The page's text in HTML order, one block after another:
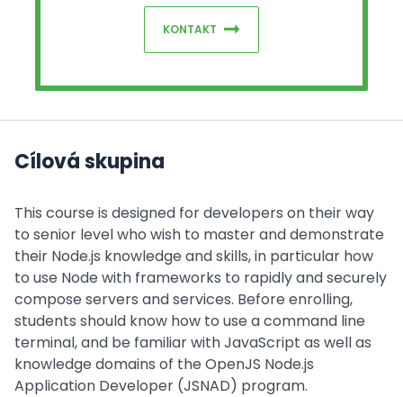
KONTAKT
Cílová skupina
This course is designed for developers on their way
to senior level who wish to master and demonstrate
their Node.js knowledge and skills, in particular how
to use Node with frameworks to rapidly and securely
compose servers and services. Before enrolling,
students should know how to use a command line
terminal, and be familiar with JavaScript as well as
knowledge domains of the OpenJS Node.js
Application Developer (JSNAD) program.